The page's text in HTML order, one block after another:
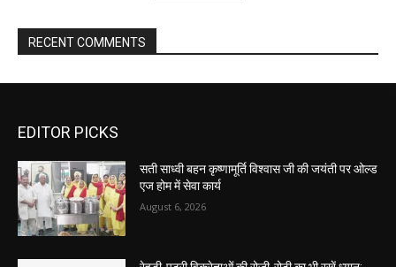
RECENT COMMENTS
EDITOR PICKS
सती साध्वी बहन कृष्णामूर्ति विश्वास जी की जयंती पर ओल्ड
एज होम में सेवा कार्य
August 6, 2026